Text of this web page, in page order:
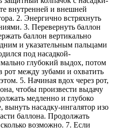
внутренней и внешней
2. Энергично встряхнуть
3. Перевернуть баллон
баллон вертикально
и указательным пальцами
под насадкой-
глубокий выдох, потом
рот между зубами и охватить
5. Начиная вдох через рот,
чтобы произвести выдачу
медленно и глубоко
вынуть насадку-ингалятор изо
баллона. Продолжать
возможно. 7. Если